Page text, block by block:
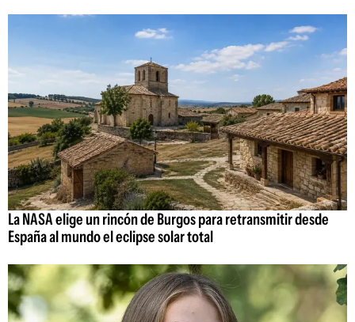
La NASA elige un rincón de Burgos para retransmitir desde
España al mundo el eclipse solar total